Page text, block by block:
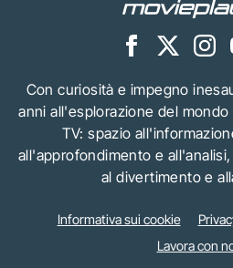
Con curiosità e impegno
anni all'esplorazione del
TV: spazio
all'approfondimento e
al divertimento e
Informativa sui cookie
Lavora con